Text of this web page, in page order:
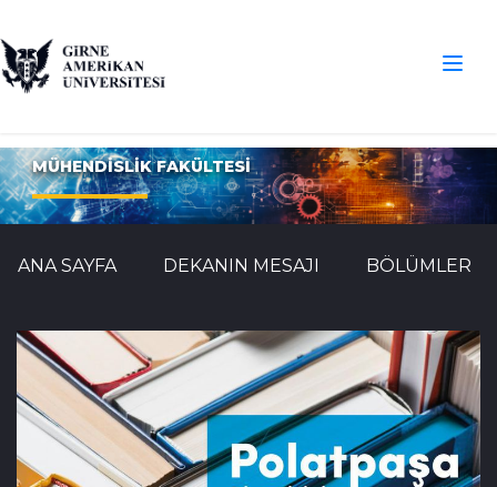
MÜHENDİSLİK FAKÜLTESİ
ANA SAYFA DEKANIN MESAJI BÖLÜMLER